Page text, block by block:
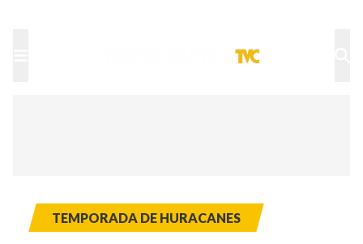
TEMPORADA DE HURACANES